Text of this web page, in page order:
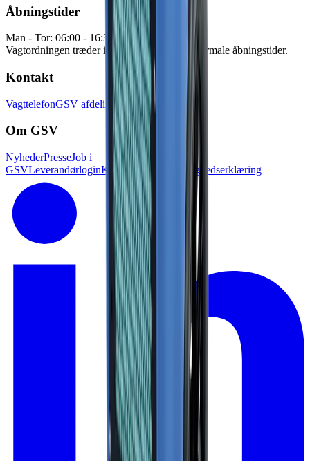
Åbningstider
Man - Tor: 06:00 - 16:30 Fre: 06:00 - 15:00
Vagtordningen træder i kraft udenfor vores normale åbningstider.
Kontakt
VagttelefonGSV afdelingerPressekontakt
Om GSV
NyhederPresseJob i
GSVLeverandørloginKundelogin Tilgænglighedserklæring